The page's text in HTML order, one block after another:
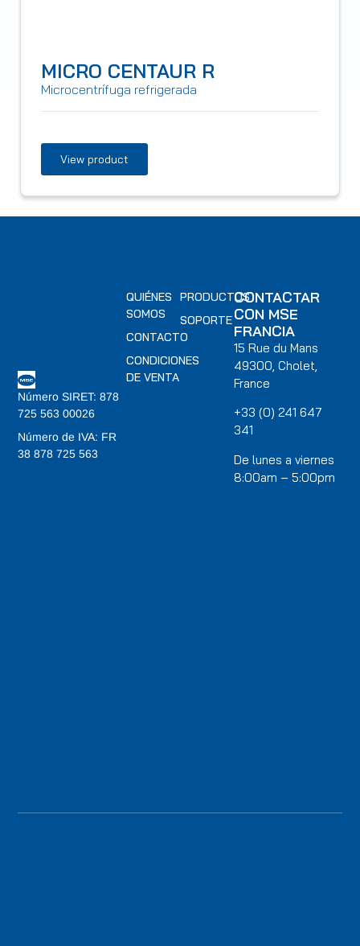
MICRO CENTAUR R
Microcentrífuga refrigerada
View product
Número SIRET: 878
725 563 00026
Número de IVA: FR
38 878 725 563
PRODUCTOS
SOPORTE
QUIÉNES
SOMOS
CONTACTO
CONDICIONES
DE VENTA
CONTACTAR
CON MSE
FRANCIA
15 Rue du Mans
49300, Cholet,
France
+33 (0) 241 647
341
De lunes a viernes
8:00am – 5:00pm